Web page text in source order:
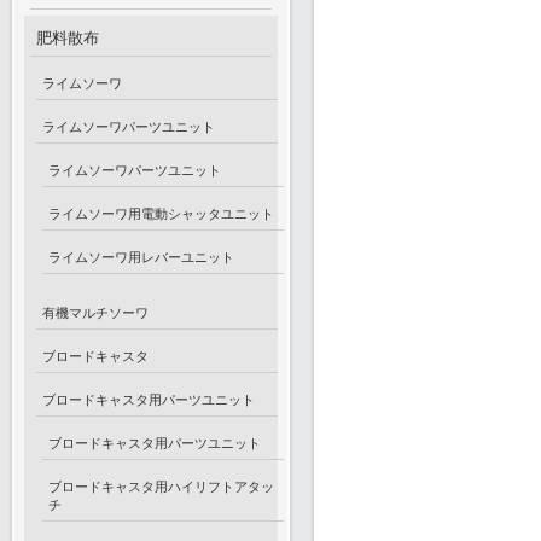
肥料散布
ライムソーワ
ライムソーワパーツユニット
ライムソーワパーツユニット
ライムソーワ用電動シャッタユニット
ライムソーワ用レバーユニット
有機マルチソーワ
ブロードキャスタ
ブロードキャスタ用パーツユニット
ブロードキャスタ用パーツユニット
ブロードキャスタ用ハイリフトアタッ
チ